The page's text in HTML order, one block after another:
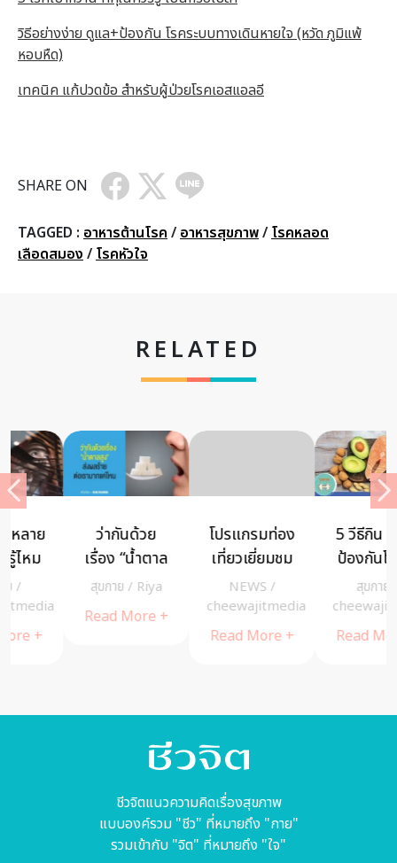
วิธีอย่างง่าย ดูแล+ป้องกัน โรคระบบทางเดินหายใจ (หวัด ภูมิแพ้
หอบหืด)
เทคนิค แก้ปวดข้อ สำหรับผู้ป่วยโรคเอสแอลอี
SHARE ON
TAGGED : อาหารต้านโรค / อาหารสุขภาพ/ โรคหลอด
เลือดสมอง / โรคหัวใจ
RELATED
ว่ากันด้วย
เรื่อง “น้ำตาล
สูง” ส่งผลร้าย
ต่อเรามากแค่
Riya
Read More +
โปรแกรมท่อง
เที่ยวเยี่ยมชม
กลุ่มแฮนด์เมด
ภาคอีสาน :
Craft
cheewajitmedia
Read More +
5 วีธีกิน ไขมัน
ป้องกันโรคไข
มันในเลือดสูง
cheewajitmedia
Read More +
ชีวจิตแนวความคิดเรื่องสุขภาพ
แบบองค์รวม "ชีว" ที่หมายถึง "กาย"
รวมเข้ากับ "จิต" ที่หมายถึง "ใจ"